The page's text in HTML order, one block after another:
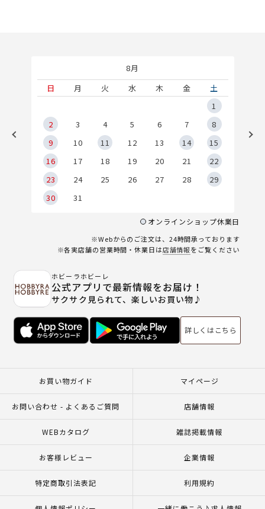
8月
日
月 火 水 木 金
土
1
2
3 4 5 6 7
8
9
10 11 12 13 14
15
16
17 18 19 20 21
22
23
24 25 26 27 28
29
30
31
オンラインショップ休業日
※Webからのご注文は、24時間承っております
※各実店舗の営業時間・休業日は店舗情報をご覧ください
ホビーラホビーレ
公式アプリで最新情報をお届け！
サクサク見られて、楽しいお買い物♪
詳しくはこちら
お買い物ガイド マイページ
お問い合わせ - よくあるご質問 店舗情報
WEBカタログ 雑誌掲載情報
お客様レビュー 企業情報
特定商取引法表記 利用規約